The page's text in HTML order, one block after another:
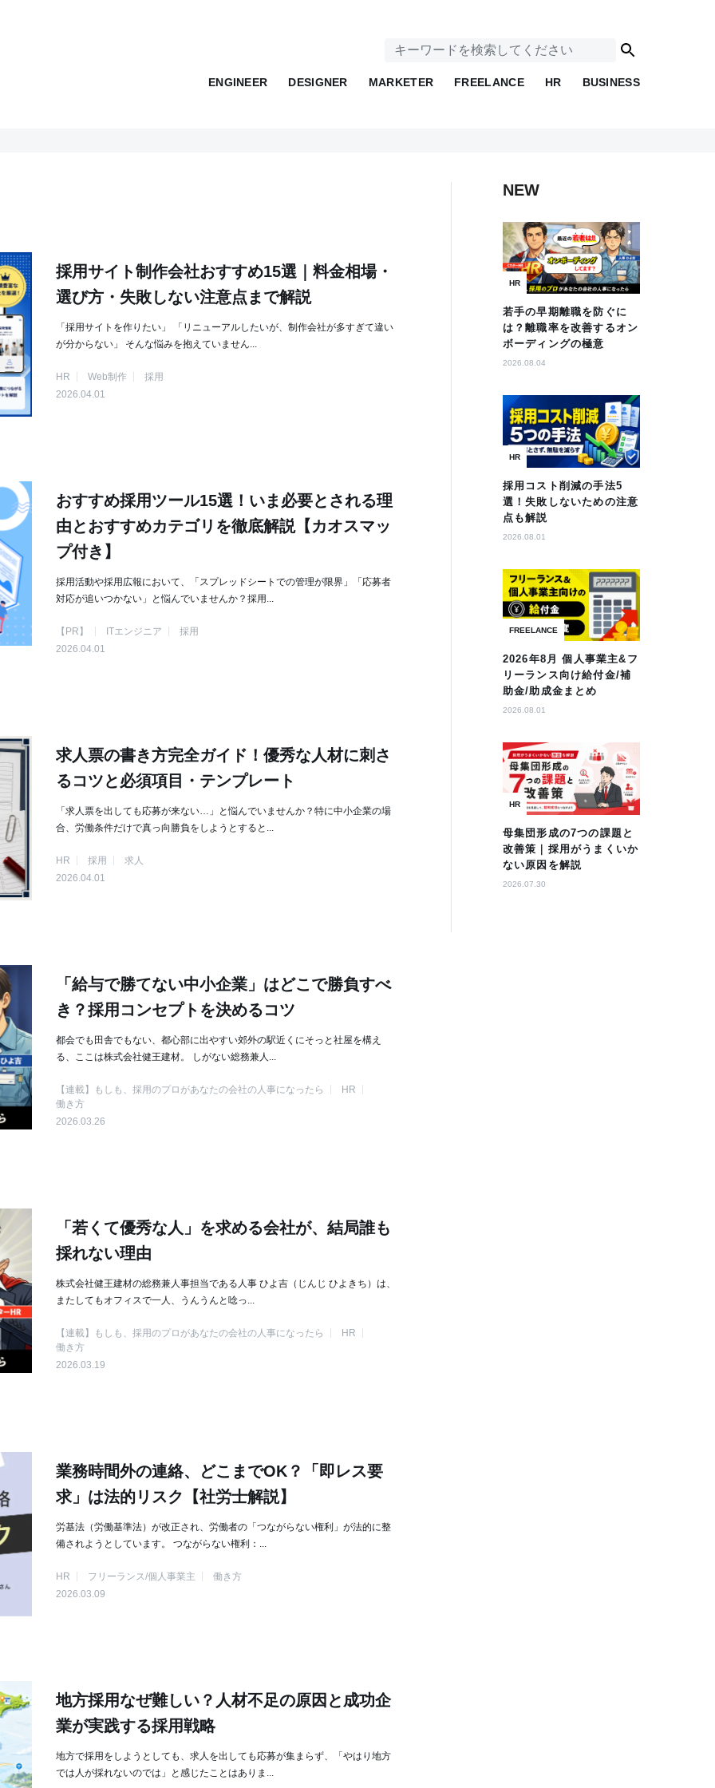
ENGINEER DESIGNER MARKETER FREELANCE HR BUSINESS
採用サイト制作会社おすすめ15選｜料金相場・
選び方・失敗しない注意点まで解説
「採用サイトを作りたい」 「リニューアルしたいが、制作会社が多すぎて違い
が分からない」 そんな悩みを抱えていません...
HR Web制作
採用
2026.04.01
おすすめ採用ツール15選！いま必要とされる理
由とおすすめカテゴリを徹底解説【カオスマッ
プ付き】
採用活動や採用広報において、「スプレッドシートでの管理が限界」「応募者
対応が追いつかない」と悩んでいませんか？採用...
【PR】 ITエンジニア
採用
2026.04.01
求人票の書き方完全ガイド！優秀な人材に刺さ
るコツと必須項目・テンプレート
「求人票を出しても応募が来ない…」と悩んでいませんか？特に中小企業の場
合、労働条件だけで真っ向勝負をしようとすると...
HR 採用
求人
2026.04.01
「給与で勝てない中小企業」はどこで勝負すべ
き？採用コンセプトを決めるコツ
都会でも田舎でもない、都心部に出やすい郊外の駅近くにそっと社屋を構え
る、ここは株式会社健王建材。 しがない総務兼人...
【連載】もしも、採用のプロがあなたの会社の人事になったら
HR
働き方
2026.03.26
「若くて優秀な人」を求める会社が、結局誰も
採れない理由
株式会社健王建材の総務兼人事担当である人事 ひよ吉（じんじ ひよきち）は、
またしてもオフィスで一人、うんうんと唸っ...
【連載】もしも、採用のプロがあなたの会社の人事になったら
HR
働き方
2026.03.19
業務時間外の連絡、どこまでOK？「即レス要
求」は法的リスク【社労士解説】
労基法（労働基準法）が改正され、労働者の「つながらない権利」が法的に整
備されようとしています。 つながらない権利：...
HR フリーランス/個人事業主
働き方
2026.03.09
地方採用なぜ難しい？人材不足の原因と成功企
業が実践する採用戦略
地方で採用をしようとしても、求人を出しても応募が集まらず、「やはり地方
では人が採れないのでは」と感じたことはありま...
NEW
HR
若手の早期離職を防ぐに
は？離職率を改善するオン
ボーディングの極意
2026.08.04
HR
採用コスト削減の手法5
選！失敗しないための注意
点も解説
2026.08.01
FREELANCE
2026年8月 個人事業主&フ
リーランス向け給付金/補
助金/助成金まとめ
2026.08.01
HR
母集団形成の7つの課題と
改善策｜採用がうまくいか
ない原因を解説
2026.07.30